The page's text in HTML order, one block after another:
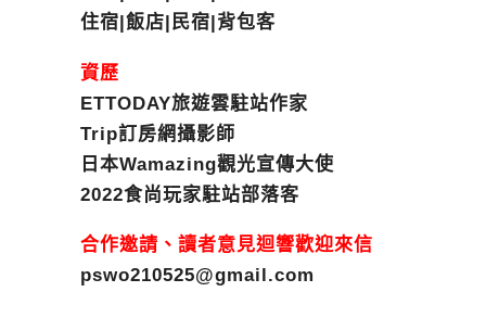
住宿|飯店|民宿|背包客
資歷
ETTODAY旅遊雲駐站作家
Trip訂房網攝影師
日本Wamazing觀光宣傳大使
2022食尚玩家駐站部落客
合作邀請、讀者意見迴響歡迎來信
pswo210525@gmail.com